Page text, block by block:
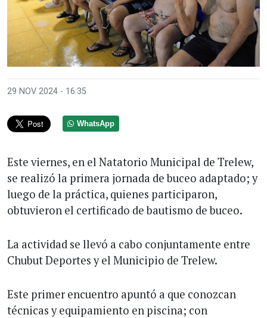
29 NOV 2024 - 16:35
WhatsApp
Este viernes, en el Natatorio Municipal de Trelew,
se realizó la primera jornada de buceo adaptado; y
luego de la práctica, quienes participaron,
obtuvieron el certificado de bautismo de buceo.
La actividad se llevó a cabo conjuntamente entre
Chubut Deportes y el Municipio de Trelew.
Este primer encuentro apuntó a que conozcan
técnicas y equipamiento en piscina; con